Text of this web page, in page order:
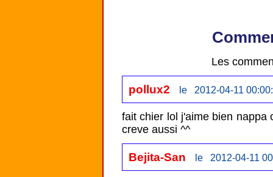
Les
pollux2 le 2012-04-11
fait chier lol j'aime bien nappa
creve aussi ^^
Bejita-San le 2012-04-11